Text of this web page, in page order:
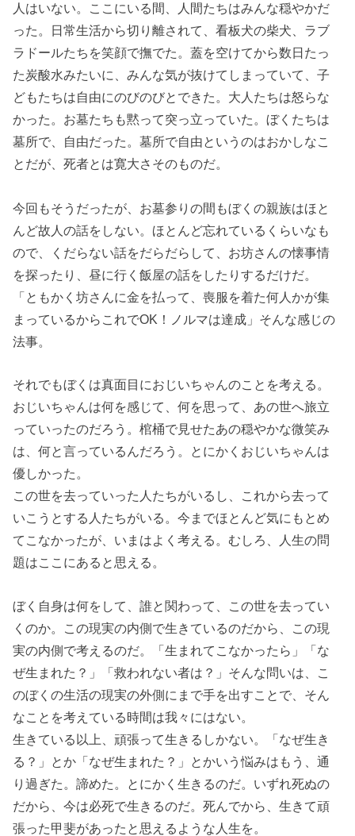
人はいない。ここにいる間、人間たちはみんな穏やかだ
った。日常生活から切り離されて、看板犬の柴犬、ラブ
ラドールたちを笑顔で撫でた。蓋を空けてから数日たっ
た炭酸水みたいに、みんな気が抜けてしまっていて、子
どもたちは自由にのびのびとできた。大人たちは怒らな
かった。お墓たちも黙って突っ立っていた。ぼくたちは
墓所で、自由だった。墓所で自由というのはおかしなこ
とだが、死者とは寛大さそのものだ。
今回もそうだったが、お墓参りの間もぼくの親族はほと
んど故人の話をしない。ほとんど忘れているくらいなも
ので、くだらない話をだらだらして、お坊さんの懐事情
を探ったり、昼に行く飯屋の話をしたりするだけだ。
「ともかく坊さんに金を払って、喪服を着た何人かが集
まっているからこれでOK！ノルマは達成」そんな感じの
法事。
それでもぼくは真面目におじいちゃんのことを考える。
おじいちゃんは何を感じて、何を思って、あの世へ旅立
っていったのだろう。棺桶で見せたあの穏やかな微笑み
は、何と言っているんだろう。とにかくおじいちゃんは
優しかった。
この世を去っていった人たちがいるし、これから去って
いこうとする人たちがいる。今までほとんど気にもとめ
てこなかったが、いまはよく考える。むしろ、人生の問
題はここにあると思える。
ぼく自身は何をして、誰と関わって、この世を去ってい
くのか。この現実の内側で生きているのだから、この現
実の内側で考えるのだ。「生まれてこなかったら」「な
ぜ生まれた？」「救われない者は？」そんな問いは、こ
のぼくの生活の現実の外側にまで手を出すことで、そん
なことを考えている時間は我々にはない。
生きている以上、頑張って生きるしかない。「なぜ生き
る？」とか「なぜ生まれた？」とかいう悩みはもう、通
り過ぎた。諦めた。とにかく生きるのだ。いずれ死ぬの
だから、今は必死で生きるのだ。死んでから、生きて頑
張った甲斐があったと思えるような人生を。